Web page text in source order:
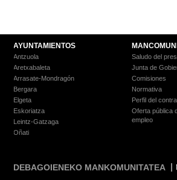
AYUNTAMIENTOS
Antzuola
Aretxabaleta
Arrasate-Mondragón
Bergara
Elgeta
Eskoriatza
Leintz-Gatzaga
Oñati
Saludo del
Junta de
Comisiones
Normativa
Perfil del
Oferta pública
empleo
DEBAGOIENEKO MANKOMUNITATEA